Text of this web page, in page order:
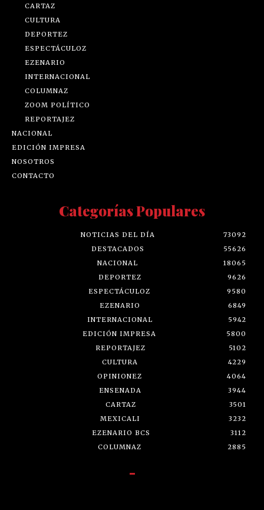
CARTAZ
CULTURA
DEPORTEZ
ESPECTÁCULOZ
EZENARIO
INTERNACIONAL
COLUMNAZ
ZOOM POLÍTICO
REPORTAJEZ
NACIONAL
EDICIÓN IMPRESA
NOSOTROS
CONTACTO
Categorías Populares
NOTICIAS DEL DÍA
73092
DESTACADOS
55626
NACIONAL
18065
DEPORTEZ
9626
ESPECTÁCULOZ
9580
EZENARIO
6849
INTERNACIONAL
5942
EDICIÓN IMPRESA
5800
REPORTAJEZ
5102
CULTURA
4229
OPINIONEZ
4064
ENSENADA
3944
CARTAZ
3501
MEXICALI
3232
EZENARIO BCS
3112
COLUMNAZ
2885
-